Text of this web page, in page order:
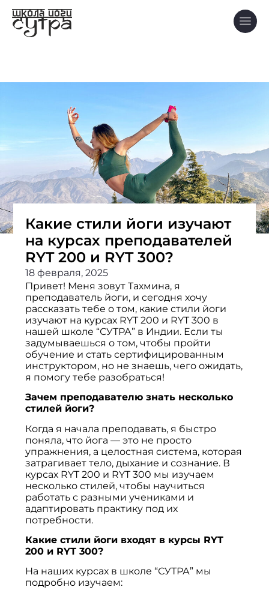
Какие стили йоги изучают
на курсах преподавателей
RYT 200 и RYT 300?
18 февраля, 2025
Привет! Меня зовут Тахмина, я
преподаватель йоги, и сегодня хочу
рассказать тебе о том, какие стили йоги
изучают на курсах RYT 200 и RYT 300 в
нашей школе “СУТРА” в Индии. Если ты
задумываешься о том, чтобы пройти
обучение и стать сертифицированным
инструктором, но не знаешь, чего ожидать,
я помогу тебе разобраться!
Зачем преподавателю знать несколько
стилей йоги?
Когда я начала преподавать, я быстро
поняла, что йога — это не просто
упражнения, а целостная система, которая
затрагивает тело, дыхание и сознание. В
курсах RYT 200 и RYT 300 мы изучаем
несколько стилей, чтобы научиться
работать с разными учениками и
адаптировать практику под их
потребности.
Какие стили йоги входят в курсы RYT
200 и RYT 300?
На наших курсах в школе “СУТРА” мы
подробно изучаем: